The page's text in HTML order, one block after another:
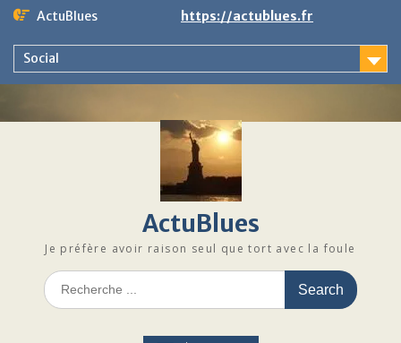
Skip
content
ActuBlues https://actublues.fr
Social
ActuBlues
Je préfère avoir raison seul que tort avec la foule
Search
for: